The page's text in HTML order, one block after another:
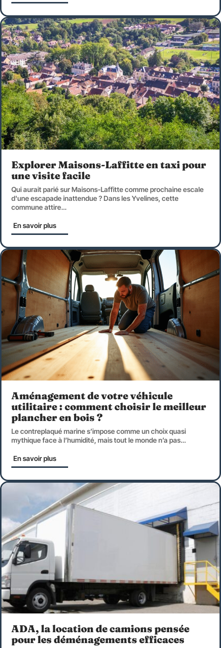
Explorer Maisons-Laffitte en taxi pour
une visite facile
Qui aurait parié sur Maisons-Laffitte comme prochaine escale
d'une escapade inattendue ? Dans les Yvelines, cette
commune attire…
En savoir plus
Aménagement de votre véhicule
utilitaire : comment choisir le meilleur
plancher en bois ?
Le contreplaqué marine s’impose comme un choix quasi
mythique face à l’humidité, mais tout le monde n’a pas…
En savoir plus
ADA, la location de camions pensée
pour les déménagements efficaces